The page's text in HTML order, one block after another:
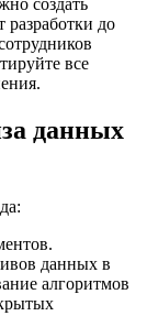
разработки до
все
данных
данных в
алгоритмов